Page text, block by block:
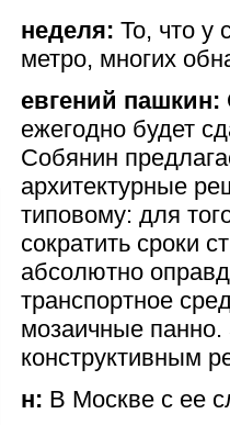
неделя: То, что у
метро, многих
евгений пашкин:
ежегодно будет
Собянин
архитектурные
типовому: для
сократить сроки
абсолютно
транспортное
мозаичные
конструктивным
н: В Москве с ее